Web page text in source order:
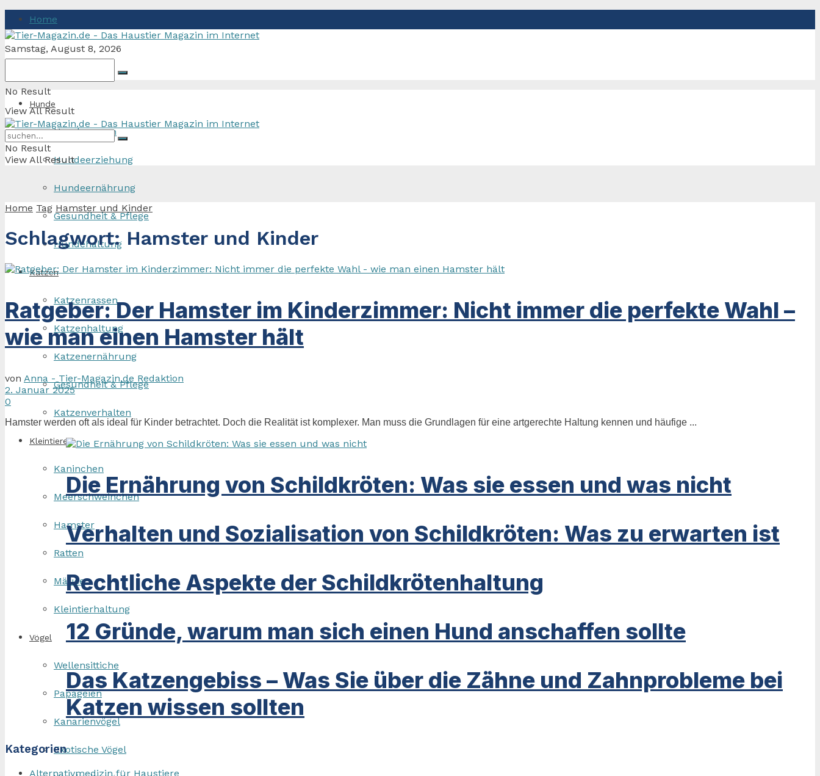
Home
Samstag, August 8, 2026
No Result
View All Result
Hunde
Hunderassen
Hundeerziehung
Hundeernährung
Gesundheit & Pflege
Hundehaltung
Katzen
Katzenrassen
Katzenhaltung
Katzenernährung
Gesundheit & Pflege
Katzenverhalten
Kleintiere
Kaninchen
Meerschweinchen
Hamster
Ratten
Mäuse
Kleintierhaltung
Vögel
Wellensittiche
Papageien
Kanarienvögel
Exotische Vögel
No Result
View All Result
Home Tag Hamster und Kinder
Schlagwort: Hamster und Kinder
Ratgeber: Der Hamster im Kinderzimmer: Nicht immer die perfekte Wahl –
wie man einen Hamster hält
von Anna - Tier-Magazin.de Redaktion
2. Januar 2025
0
Hamster werden oft als ideal für Kinder betrachtet. Doch die Realität ist komplexer. Man muss die Grundlagen für eine artgerechte Haltung kennen und häufige ...
Die Ernährung von Schildkröten: Was sie essen und was nicht
Verhalten und Sozialisation von Schildkröten: Was zu erwarten ist
Rechtliche Aspekte der Schildkrötenhaltung
12 Gründe, warum man sich einen Hund anschaffen sollte
Das Katzengebiss – Was Sie über die Zähne und Zahnprobleme bei
Katzen wissen sollten
Kategorien
Alternativmedizin für Haustiere